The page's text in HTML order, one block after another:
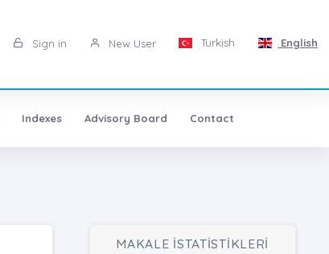
Sign in New User Turkish English
Indexes Advisory Board Contact
MAKALE İSTATİSTİKLERİ